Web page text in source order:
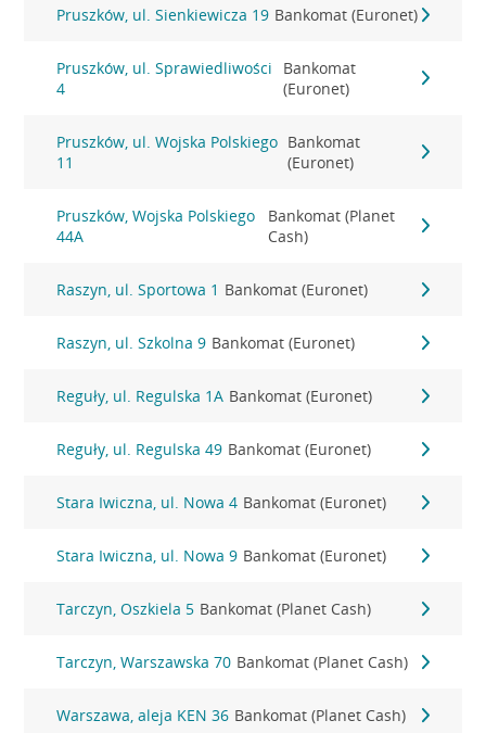
Pruszków, ul. Sienkiewicza 19 Bankomat (Euronet)
Pruszków, ul. Sprawiedliwości
4
Bankomat
(Euronet)
Pruszków, ul. Wojska Polskiego
11
Bankomat
(Euronet)
Pruszków, Wojska Polskiego
44A
Bankomat (Planet
Cash)
Raszyn, ul. Sportowa 1 Bankomat (Euronet)
Raszyn, ul. Szkolna 9 Bankomat (Euronet)
Reguły, ul. Regulska 1A Bankomat (Euronet)
Reguły, ul. Regulska 49 Bankomat (Euronet)
Stara Iwiczna, ul. Nowa 4 Bankomat (Euronet)
Stara Iwiczna, ul. Nowa 9 Bankomat (Euronet)
Tarczyn, Oszkiela 5 Bankomat (Planet Cash)
Tarczyn, Warszawska 70 Bankomat (Planet Cash)
Warszawa, aleja KEN 36 Bankomat (Planet Cash)